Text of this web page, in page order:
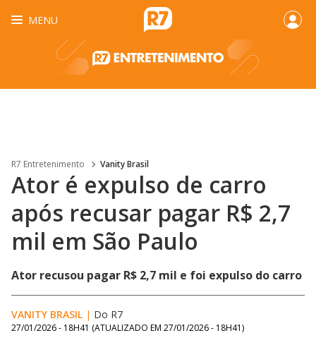
MENU
R7 Entretenimento Vanity Brasil
Ator é expulso de carro
após recusar pagar R$ 2,7
mil em São Paulo
Ator recusou pagar R$ 2,7 mil e foi expulso do carro
VANITY BRASIL | Do R7
27/01/2026 - 18H41 (ATUALIZADO EM 27/01/2026 - 18H41)